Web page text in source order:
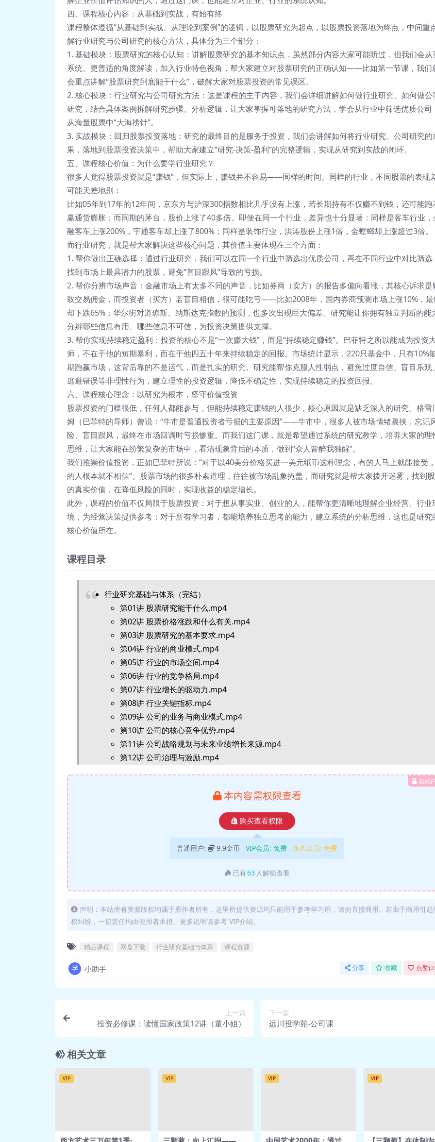
四、课程核心内容：从基础到实战，有始有终
课程整体遵循“从基础到实战、从理论到案例”的逻辑，以股票研究为起点，以股票投资落地为终点，中间重
解行业研究与公司研究的核心方法，具体分为三个部分：
1. 基础模块：股票研究的核心认知：讲解股票研究的基本知识点，虽然部分内容大家可能听过，但我们会从
系统、更普适的角度解读，加入行业特色视角，帮大家建立对股票研究的正确认知——比如第一节课，我们
会重点讲解“股票研究到底能干什么”，破解大家对股票投资的常见误区。
2. 核心模块：行业研究与公司研究方法：这是课程的主干内容，我们会详细讲解如何做行业研究、如何做公
研究，结合具体案例拆解研究步骤、分析逻辑，让大家掌握可落地的研究方法，学会从行业中筛选优质公司
从海量股票中“大海捞针”。
3. 实战模块：回归股票投资落地：研究的最终目的是服务于投资，我们会讲解如何将行业研究、公司研究的
果，落地到股票投资决策中，帮助大家建立“研究-决策-盈利”的完整逻辑，实现从研究到实战的闭环。
五、课程核心价值：为什么要学行业研究？
很多人觉得股票投资就是“赚钱”，但实际上，赚钱并不容易——同样的时间、同样的行业，不同股票的表现
可能天差地别：
比如05年到17年的12年间，京东方与沪深300指数相比几乎没有上涨，若长期持有不仅赚不到钱，还可能跑
赢通货膨胀；而同期的茅台，股价上涨了40多倍。即便在同一个行业，差异也十分显著：同样是客车行业，
融客车上涨200%，宇通客车却上涨了800%；同样是装饰行业，洪涛股份上涨1倍，金螳螂却上涨超过3倍。
而行业研究，就是帮大家解决这些核心问题，其价值主要体现在三个方面：
1. 帮你做出正确选择：通过行业研究，我们可以在同一个行业中筛选出优质公司，再在不同行业中对比筛选
找到市场上最具潜力的股票，避免“盲目跟风”导致的亏损。
2. 帮你分辨市场声音：金融市场上有太多不同的声音，比如券商（卖方）的报告多偏向看涨，其核心诉求是
取交易佣金，而投资者（买方）若盲目相信，很可能吃亏——比如2008年，国内券商预测市场上涨10%，
却下跌65%；华尔街对道琼斯、纳斯达克指数的预测，也多次出现巨大偏差。研究能让你拥有独立判断的能
分辨哪些信息有用、哪些信息不可信，为投资决策提供支撑。
3. 帮你实现持续稳定盈利：投资的核心不是“一次赚大钱”，而是“持续稳定赚钱”。巴菲特之所以能成为投资
师，不在于他的短期暴利，而在于他四五十年来持续稳定的回报。市场统计显示，220只基金中，只有10%
期跑赢市场，这背后靠的不是运气，而是扎实的研究。研究能帮你克服人性弱点，避免过度自信、盲目乐观
逃避错误等非理性行为，建立理性的投资逻辑，降低不确定性，实现持续稳定的投资回报。
六、课程核心理念：以研究为根本，坚守价值投资
股票投资的门槛很低，任何人都能参与，但能持续稳定赚钱的人很少，核心原因就是缺乏深入的研究。格雷
姆（巴菲特的导师）曾说：“牛市是普通投资者亏损的主要原因”——牛市中，很多人被市场情绪裹挟，忘记
险、盲目跟风，最终在市场回调时亏损惨重。而我们这门课，就是希望通过系统的研究教学，培养大家的理
思维，让大家能在纷繁复杂的市场中，看清现象背后的本质，做到“众人皆醉我独醒”。
我们推崇价值投资，正如巴菲特所说：“对于以40美分价格买进一美元纸币这种理念，有的人马上就能接受
的人根本就不相信”。股票市场的很多朴素道理，往往被市场乱象掩盖，而研究就是帮大家拨开迷雾，找到
的真实价值，在降低风险的同时，实现收益的稳定增长。
此外，课程的价值不仅局限于股票投资：对于想从事实业、创业的人，能帮你更清晰地理解企业经营、行业
境，为经营决策提供参考；对于所有学习者，都能培养独立思考的能力，建立系统的分析思维，这也是研究
核心价值所在。
课程目录
行业研究基础与体系（完结）
第01讲 股票研究能干什么.mp4
第02讲 股票价格涨跌和什么有关.mp4
第03讲 股票研究的基本要求.mp4
第04讲 行业的商业模式.mp4
第05讲 行业的市场空间.mp4
第06讲 行业的竞争格局.mp4
第07讲 行业增长的驱动力.mp4
第08讲 行业关键指标.mp4
第09讲 公司的业务与商业模式.mp4
第10讲 公司的核心竞争优势.mp4
第11讲 公司战略规划与未来业绩增长来源.mp4
第12讲 公司治理与激励.mp4
第15讲 股票的估值（下）.mp4
第16讲 股票研究举例（上）.mp4
第17讲 股票研究举例（下）.mp4
第19讲 资料的搜集与处理.mp4
第22讲 中央空调行业研究.mp4
第23讲 工业机器人行业研究.mp4
第24讲 小家电行业研究.mp4
第26讲 文化创意之K12教育研究分析.mp4
隐藏
本内容需权限查看
购买查看权限
普通用户: 9.9金币 VIP会员: 免费 永久会员: 免费
已有63 人解锁查看
声明：本站所有资源版权均属于原作者所有，这里所提供资源均只能用于参考学习用，请勿直接商用。若由于商用引起
权纠纷，一切责任均由使用者承担。更多说明请参考 VIP介绍。
精品课程 网盘下载 行业研究基础与体系 课程资源
小助手 分享 收藏 点赞(
上一篇
投资必修课：读懂国家政策12讲（董小姐）
下一篇
远川投学苑-公司课
相关文章
VIP VIP VIP VIP